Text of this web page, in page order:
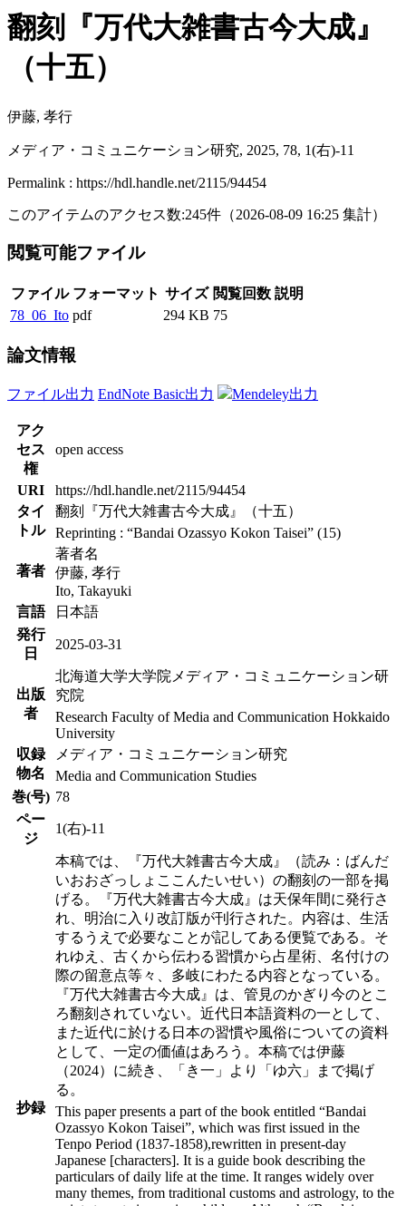
翻刻『万代大雑書古今大成』
（十五）
伊藤, 孝行
メディア・コミュニケーション研究, 2025, 78, 1(右)-11
Permalink : https://hdl.handle.net/2115/94454
このアイテムのアクセス数:245件 （2026-08-09 16:25 集計）
閲覧可能ファイル
ファイル フォーマット サイズ 閲覧回数 説明
78_06_Ito pdf 294 KB 75
論文情報
ファイル出力 EndNote Basic出力 Mendeley出力
アク
セス
権
open access
URI
https://hdl.handle.net/2115/94454
タイ
トル
翻刻『万代大雑書古今大成』（十五）
Reprinting : “Bandai Ozassyo Kokon Taisei” (15)
著者
著者名
伊藤, 孝行
Ito, Takayuki
言語
日本語
発行
日
2025-03-31
出版
者
北海道大学大学院メディア・コミュニケーション研
究院
Research Faculty of Media and Communication Hokkaido
University
収録
物名
メディア・コミュニケーション研究
Media and Communication Studies
巻(号) 78
ペー
ジ
1(右)-11
抄録
本稿では、『万代大雑書古今大成』（読み：ばんだ
いおおざっしょここんたいせい）の翻刻の一部を掲
げる。『万代大雑書古今大成』は天保年間に発行さ
れ、明治に入り改訂版が刊行された。内容は、生活
するうえで必要なことが記してある便覧である。そ
れゆえ、古くから伝わる習慣から占星術、名付けの
際の留意点等々、多岐にわたる内容となっている。
『万代大雑書古今大成』は、管見のかぎり今のとこ
ろ翻刻されていない。近代日本語資料の一として、
また近代に於ける日本の習慣や風俗についての資料
として、一定の価値はあろう。本稿では伊藤
（2024）に続き、「き一」より「ゆ六」まで掲げ
る。
This paper presents a part of the book entitled “Bandai
Ozassyo Kokon Taisei”, which was first issued in the
Tenpo Period (1837-1858),rewritten in present-day
Japanese [characters]. It is a guide book describing the
particulars of daily life at the time. It ranges widely over
many themes, from traditional customs and astrology, to the